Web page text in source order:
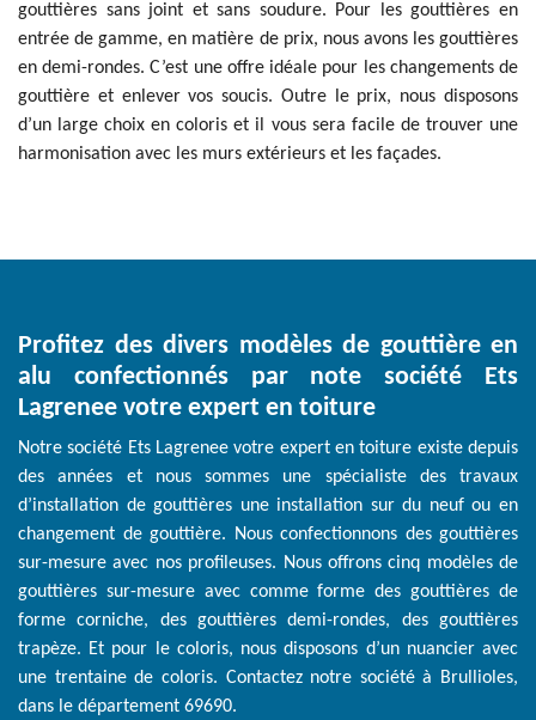
gouttières sans joint et sans soudure. Pour les gouttières en
entrée de gamme, en matière de prix, nous avons les gouttières
en demi-rondes. C’est une offre idéale pour les changements de
gouttière et enlever vos soucis. Outre le prix, nous disposons
d’un large choix en coloris et il vous sera facile de trouver une
harmonisation avec les murs extérieurs et les façades.
Profitez des divers modèles de gouttière en
alu confectionnés par note société Ets
Lagrenee votre expert en toiture
Notre société Ets Lagrenee votre expert en toiture existe depuis
des années et nous sommes une spécialiste des travaux
d’installation de gouttières une installation sur du neuf ou en
changement de gouttière. Nous confectionnons des gouttières
sur-mesure avec nos profileuses. Nous offrons cinq modèles de
gouttières sur-mesure avec comme forme des gouttières de
forme corniche, des gouttières demi-rondes, des gouttières
trapèze. Et pour le coloris, nous disposons d’un nuancier avec
une trentaine de coloris. Contactez notre société à Brullioles,
dans le département 69690.